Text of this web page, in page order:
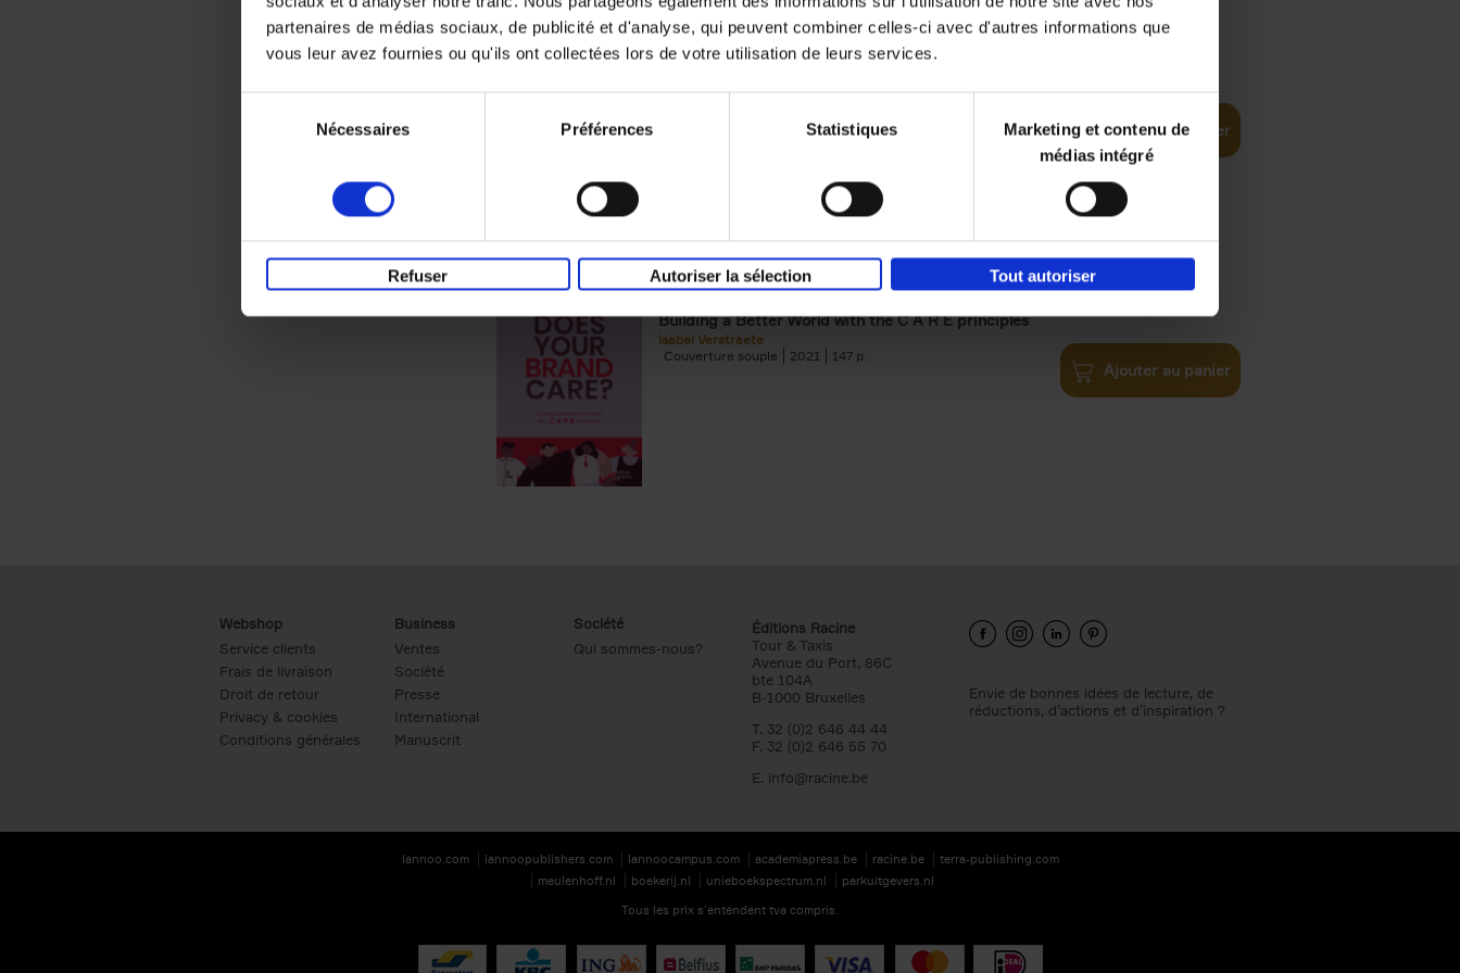
partenaires de médias sociaux, de publicité et d'analyse, qui peuvent combiner celles-ci avec d'autres informations que
vous leur avez fournies ou qu'ils ont collectées lors de votre utilisation de leurs services.
Nécessaires Préférences Statistiques
Marketing et contenu de
médias intégré
Refuser Autoriser la sélection Tout autoriser
Digital marketing like a PRO -
completely revised edition
Ajouter au panier
Does Your Brand Care?
Building a Better World with the C A R E principles
Isabel Verstraete
Couverture souple
2021 147
€34,99
Ajouter au panier
Webshop
Service clients
Frais de livraison
Droit de retour
Privacy & cookies
Conditions générales
Business
Ventes
Société
Presse
International
Manuscrit
Société
Qui sommes-nous?
Éditions Racine
Tour & Taxis
Avenue du Port, 86C
bte 104A
B-1000 Bruxelles
T. 32 (0)2 646 44 44
F. 32 (0)2 646 55 70
E. info@racine.be
Envie de bonnes idées de lecture, de
réductions, d’actions et d’inspiration ?
lannoo.com lannoopublishers.com lannoocampus.com academiapress.be racine.be
terra-publishing.com
meulenhoff.nl
boekerij.nl unieboekspectrum.nl
parkuitgevers.nl
Tous les prix s’entendent tva compris.